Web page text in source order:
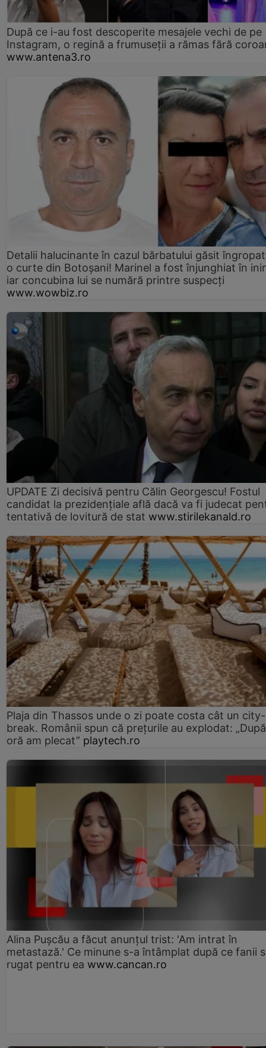
După ce i-au fost descoperite mesajele vechi de pe
Instagram, o regină a frumuseții a rămas fără
www.antena3.ro
Detalii halucinante în cazul bărbatului găsit
o curte din Botoșani! Marinel a fost înjunghiat în
iar concubina lui se numără printre suspecți
www.wowbiz.ro
UPDATE Zi decisivă pentru Călin Georgescu! Fostul
candidat la prezidențiale află dacă va fi judecat
tentativă de lovitură de stat www.stirilekanald.ro
Plaja din Thassos unde o zi poate costa cât un city-
break. Românii spun că prețurile au explodat:
oră am plecat” playtech.ro
Alina Pușcău a făcut anunțul trist: 'Am intrat în
metastază.' Ce minune s-a întâmplat după ce fanii
rugat pentru ea www.cancan.ro